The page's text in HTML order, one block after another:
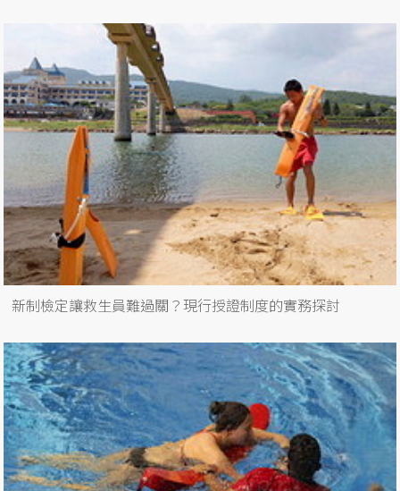
新制檢定讓救生員難過關？現行授證制度的實務探討